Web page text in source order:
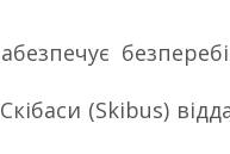
(Skibus)